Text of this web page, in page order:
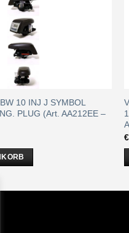
10 INJ J SYMBOL
PLUG (Art. AA212EE –
€